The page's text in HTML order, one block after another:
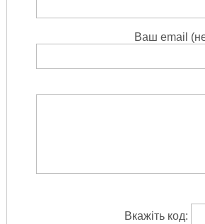
Ваш email (не
Вкажіть код: